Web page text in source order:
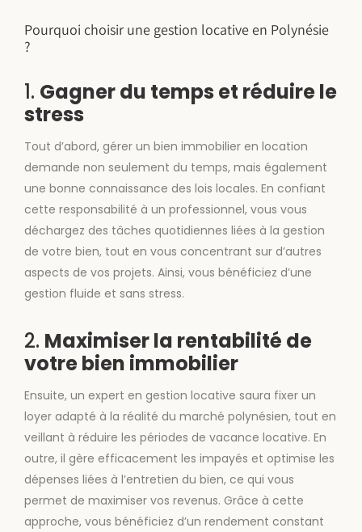
Pourquoi choisir une gestion locative en Polynésie
?
1. Gagner du temps et réduire le
stress
Tout d’abord, gérer un bien immobilier en location
demande non seulement du temps, mais également
une bonne connaissance des lois locales. En confiant
cette responsabilité à un professionnel, vous vous
déchargez des tâches quotidiennes liées à la gestion
de votre bien, tout en vous concentrant sur d’autres
aspects de vos projets. Ainsi, vous bénéficiez d’une
gestion fluide et sans stress.
2. Maximiser la rentabilité de
votre bien immobilier
Ensuite, un expert en gestion locative saura fixer un
loyer adapté à la réalité du marché polynésien, tout en
veillant à réduire les périodes de vacance locative. En
outre, il gère efficacement les impayés et optimise les
dépenses liées à l’entretien du bien, ce qui vous
permet de maximiser vos revenus. Grâce à cette
approche, vous bénéficiez d’un rendement constant